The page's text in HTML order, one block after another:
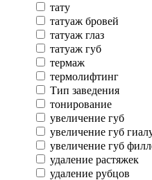
тату
татуаж бровей
татуаж глаз
татуаж губ
термаж
термолифтинг
Тип заведения
тонирование
увеличение губ
увеличение губ
увеличение губ
удаление растяжек
удаление рубцов